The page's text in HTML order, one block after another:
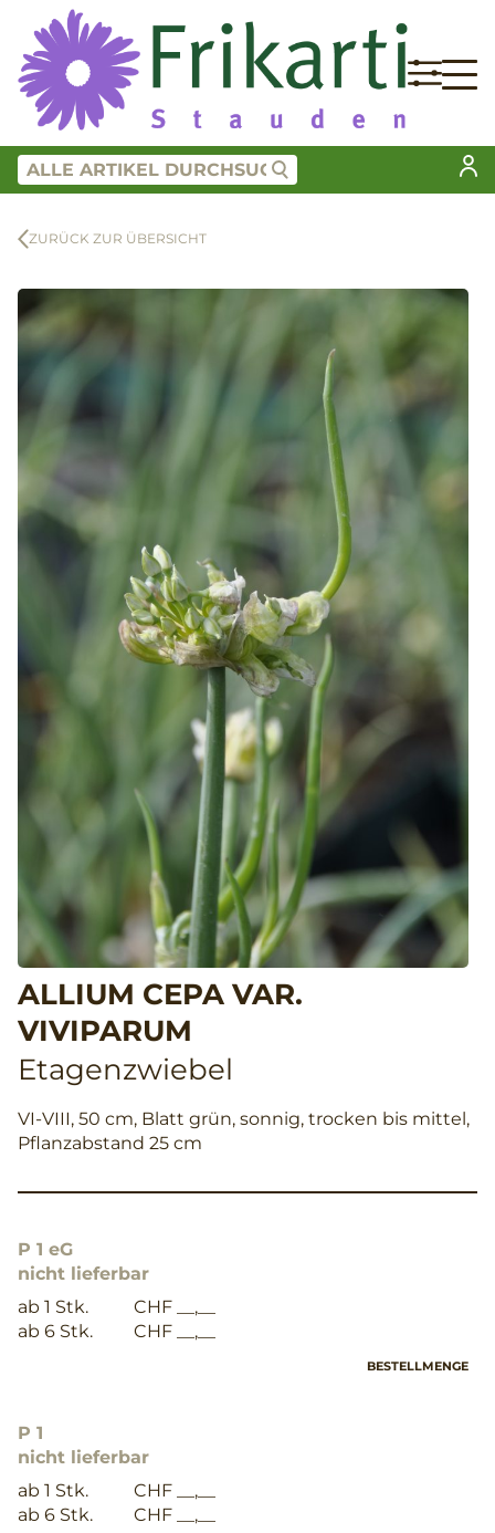
ZURÜCK ZUR ÜBERSICHT
ALLIUM CEPA VAR.
VIVIPARUM
Etagenzwiebel
VI-VIII, 50 cm, Blatt grün, sonnig, trocken bis mittel,
Pflanzabstand 25 cm
P 1 eG
nicht lieferbar
ab 1 Stk.
CHF __,__
ab 6 Stk.
CHF __,__
BESTELLMENGE
P 1
nicht lieferbar
ab 1 Stk.
CHF __,__
ab 6 Stk.
CHF __,__